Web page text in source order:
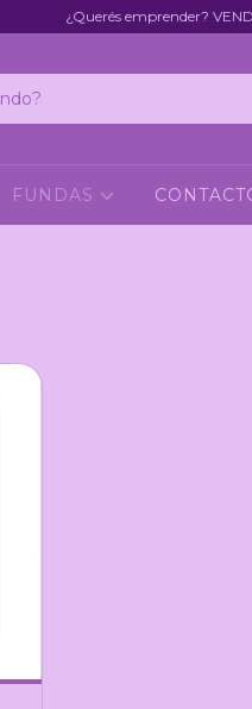
¿Querés emprender?
FUNDAS